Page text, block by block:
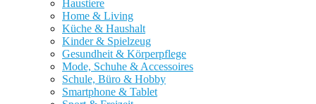
Haustiere
Home & Living
Küche & Haushalt
Kinder & Spielzeug
Gesundheit & Körperpflege
Mode, Schuhe & Accessoires
Schule, Büro & Hobby
Smartphone & Tablet